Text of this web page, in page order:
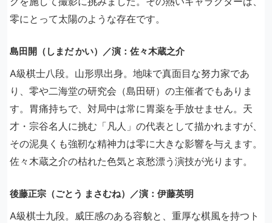
零にとって太陽のような存在です。
島田開（しまだ かい）／演：佐々木蔵之介
A級棋士八段。山形県出身。地味で真面目な努力家であ
り、零や二海堂の研究会（島田研）の主催者でもありま
す。胃痛持ちで、対局中は常に胃薬を手放せません。天
才・宗谷名人に挑む「凡人」の代表として描かれますが、
その泥臭くも強靭な精神力は零に大きな影響を与えます。
佐々木蔵之介の枯れた色気と哀愁漂う演技が光ります。
後藤正宗（ごとう まさむね）／演：伊藤英明
A級棋士九段。威圧感のある容貌と、重厚な棋風を持つト